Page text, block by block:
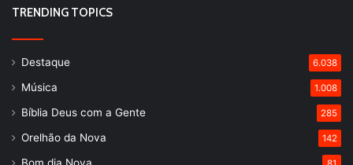
TRENDING TOPICS
Destaque 6.038
Música 1.008
Bíblia Deus com a Gente 285
Orelhão da Nova 142